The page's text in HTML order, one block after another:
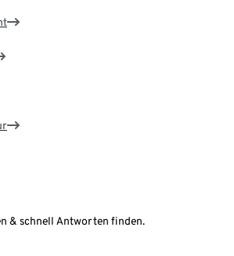
& schnell Antworten finden.